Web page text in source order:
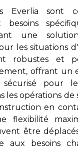
Everlia sont
besoins
une
les situations
robustes et
offrant un
pour
les opérations de
en
flexibilité
être
aux besoins